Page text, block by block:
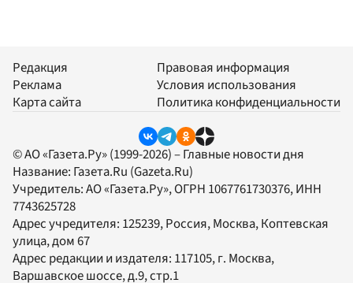
Редакция
Реклама
Карта сайта
Правовая информация
Условия использования
Политика конфиденциальности
© АО «Газета.Ру» (1999-2026) – Главные новости дня
Название: Газета.Ru (Gazeta.Ru)
Учредитель:АО «Газета.Ру», ОГРН 1067761730376, ИНН
7743625728
Адрес учредителя: 125239, Россия, Москва, Коптевская
улица, дом 67
Адрес редакции и издателя: 117105, г. Москва,
Варшавское шоссе, д.9, стр.1